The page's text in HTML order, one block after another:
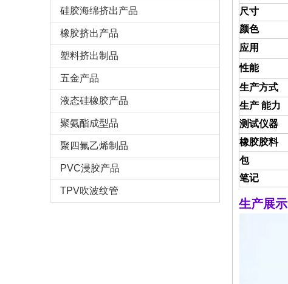
硅胶海绵挤出产品
橡胶挤出产品
塑料挤出制品
五金产品
液态硅橡胶产品
聚氨酯成型品
聚四氟乙烯制品
PVC浸胶产品
TPV吹波纹管
尺寸
颜色
应用
性能
生产方式
生产 能力
测试仪器
橡胶胶料
包
笔记
生产展示